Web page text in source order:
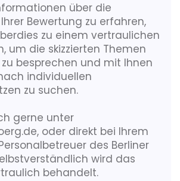
über die
Bewertung zu erfahren,
zu einem vertraulichen
um die skizzierten Themen
besprechen und mit Ihnen
individuellen
zu suchen.
gerne unter
oder direkt bei Ihrem
des Berliner
wird das
behandelt.